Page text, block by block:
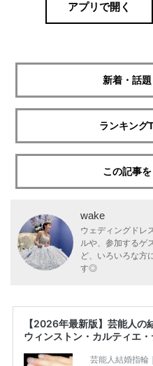
アプリで開く
新着・話
ランキング
この記事
wake
ウェディングドレ
ルや、参加するゲ
ど、いろいろな方
す◎
【2026年最新版】芸能人の
ウィンストン・カルティエ
芸能人結婚指輪